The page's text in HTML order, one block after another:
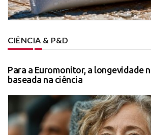
CIÊNCIA & P&D
Para a Euromonitor, a longevidade
baseada na ciência